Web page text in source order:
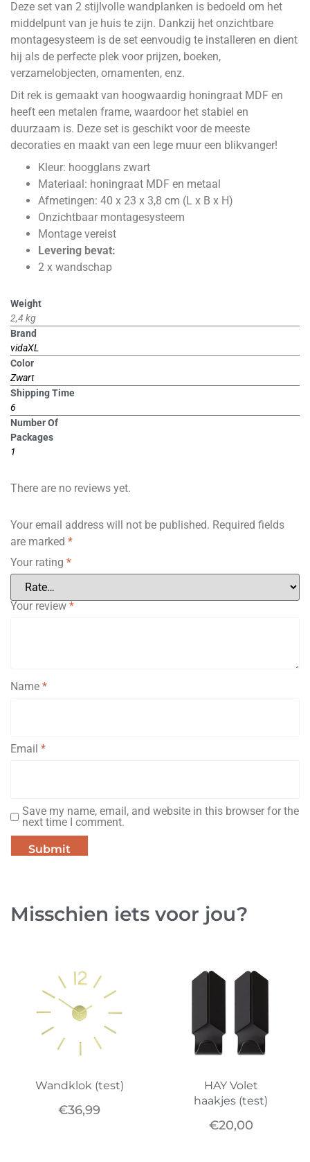
Deze set van 2 stijlvolle wandplanken is bedoeld om het
middelpunt van je huis te zijn. Dankzij het onzichtbare
montagesysteem is de set eenvoudig te installeren en dient
hij als de perfecte plek voor prijzen, boeken,
verzamelobjecten, ornamenten, enz.
Dit rek is gemaakt van hoogwaardig honingraat MDF en
heeft een metalen frame, waardoor het stabiel en
duurzaam is. Deze set is geschikt voor de meeste
decoraties en maakt van een lege muur een blikvanger!
Kleur: hoogglans zwart
Materiaal: honingraat MDF en metaal
Afmetingen: 40 x 23 x 3,8 cm (L x B x H)
Onzichtbaar montagesysteem
Montage vereist
Levering bevat:
2 x wandschap
Weight
2,4 kg
Brand
vidaXL
Color
Zwart
Shipping Time
6
Number Of
Packages
1
There are no reviews yet.
Your email address will not be published. Required fields
are marked *
Your rating *
Your review *
Name *
Email *
Save my name, email, and website in this browser for the
next time I comment.
Misschien iets voor jou?
Wandklok (test)
€36,99
HAY Volet
haakjes (test)
€20,00